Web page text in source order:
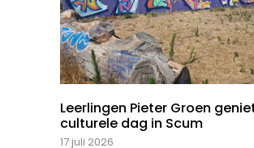
Leerlingen Pieter Groen
culturele dag in Scum
17 juli 2026